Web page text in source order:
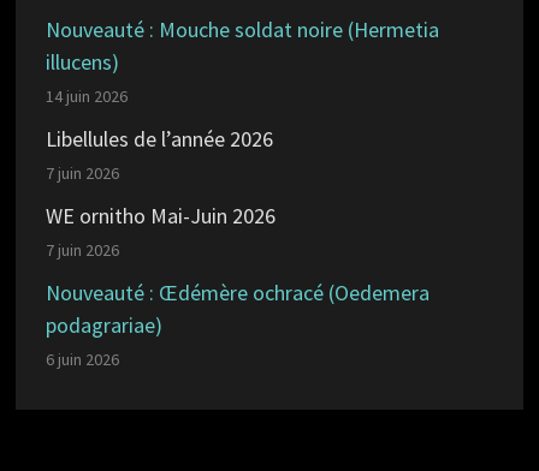
Nouveauté : Mouche soldat noire (Hermetia
illucens)
14 juin 2026
Libellules de l’année 2026
7 juin 2026
WE ornitho Mai-Juin 2026
7 juin 2026
Nouveauté : Œdémère ochracé (Oedemera
podagrariae)
6 juin 2026